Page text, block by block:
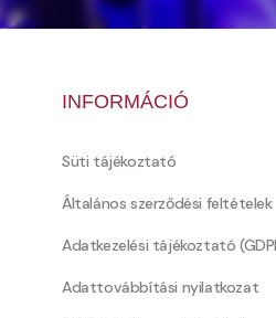
INFORMÁCIÓ
Süti tájékoztató
Általános szerződési feltételek
Adatkezelési tájékoztató
Adattovábbítási nyilatkozat